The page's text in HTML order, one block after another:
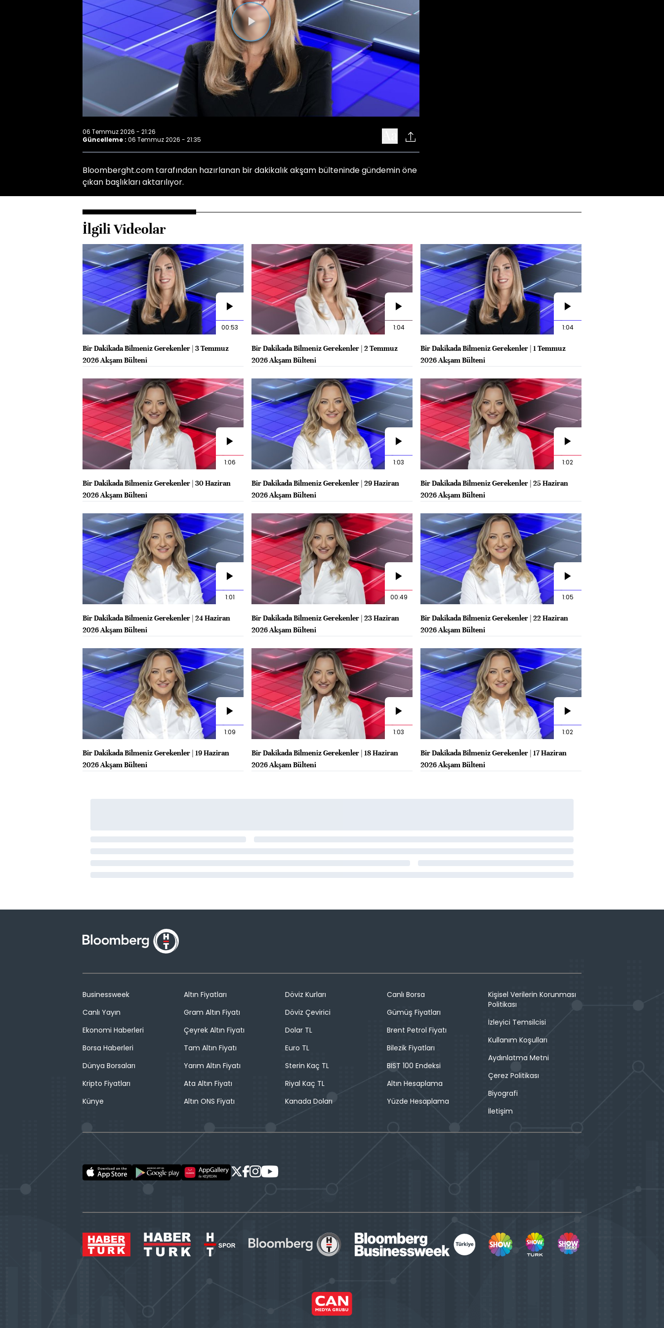
Videoyu
Oynat
06 Temmuz 2026 - 21:26
Güncelleme : 06 Temmuz 2026 - 21:35
Bloomberght.com tarafından hazırlanan bir dakikalık akşam bülteninde gündemin öne
çıkan başlıkları aktarılıyor.
İlgili Videolar
00:53
Bir Dakikada Bilmeniz Gerekenler | 3 Temmuz
2026 Akşam Bülteni
1:04
Bir Dakikada Bilmeniz Gerekenler | 2 Temmuz
2026 Akşam Bülteni
1:04
Bir Dakikada Bilmeniz Gerekenler | 1 Temmuz
2026 Akşam Bülteni
1:06
Bir Dakikada Bilmeniz Gerekenler | 30 Haziran
2026 Akşam Bülteni
1:03
Bir Dakikada Bilmeniz Gerekenler | 29 Haziran
2026 Akşam Bülteni
1:02
Bir Dakikada Bilmeniz Gerekenler | 25 Haziran
2026 Akşam Bülteni
1:01
Bir Dakikada Bilmeniz Gerekenler | 24 Haziran
2026 Akşam Bülteni
00:49
Bir Dakikada Bilmeniz Gerekenler | 23 Haziran
2026 Akşam Bülteni
1:05
Bir Dakikada Bilmeniz Gerekenler | 22 Haziran
2026 Akşam Bülteni
1:09
Bir Dakikada Bilmeniz Gerekenler | 19 Haziran
2026 Akşam Bülteni
1:03
Bir Dakikada Bilmeniz Gerekenler | 18 Haziran
2026 Akşam Bülteni
1:02
Bir Dakikada Bilmeniz Gerekenler | 17 Haziran
2026 Akşam Bülteni
Businessweek
Canlı Yayın
Ekonomi Haberleri
Borsa Haberleri
Dünya Borsaları
Kripto Fiyatları
Künye
Altın Fiyatları
Gram Altın Fiyatı
Çeyrek Altın Fiyatı
Tam Altın Fiyatı
Yarım Altın Fiyatı
Ata Altın Fiyatı
Altın ONS Fiyatı
Döviz Kurları
Döviz Çevirici
Dolar TL
Euro TL
Sterin Kaç TL
Riyal Kaç TL
Kanada Doları
Canlı Borsa
Gümüş Fiyatları
Brent Petrol Fiyatı
Bilezik Fiyatları
BIST 100 Endeksi
Altın Hesaplama
Yüzde Hesaplama
Kişisel Verilerin Korunması
Politikası
İzleyici Temsilcisi
Kullanım Koşulları
Aydınlatma Metni
Çerez Politikası
Biyografi
İletişim